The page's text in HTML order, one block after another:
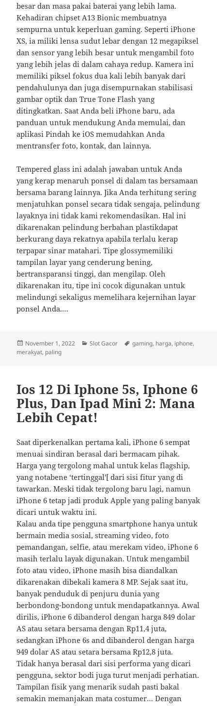
besar dan masa pakai baterai yang lebih lama.
Kehadiran chipset A13 Bionic membuatnya
sempurna untuk keperluan gaming. Seperti iPhone
XS, ia miliki lensa sudut lebar dengan 12 megapiksel
dan sensor yang lebih besar untuk mengambil foto
yang lebih jelas di dalam cahaya redup. Kamera ini
memiliki piksel fokus dua kali lebih banyak dari
pendahulunya dan juga disempurnakan stabilisasi
gambar optik dan True Tone Flash yang
ditingkatkan. Saat Anda beli iPhone baru, ada
panduan untuk mendukung Anda memulai, dan
aplikasi Pindah ke iOS memudahkan Anda
mentransfer foto, kontak, dan lainnya.
Tempered glass ini adalah jawaban untuk Anda
yang kerap menaruh ponsel di dalam tas bersamaan
bersama barang lainnya. Jika Anda terhitung sering
menjatuhkan ponsel secara tidak sengaja, pelindung
layaknya ini tidak kami rekomendasikan. Hal ini
dikarenakan pelindung berbahan plastikdapat
berkurang daya rekatnya apabila terlalu kerap
terpapar sinar matahari. Tipe glossymemiliki
tampilan layar yang cenderung bening,
bertransparansi tinggi, dan mengilap. Oleh
dikarenakan itu, tipe ini cocok digunakan untuk
melindungi sekaligus memelihara kejernihan layar
ponsel Anda.…
Posted
on
November 1, 2022 Categories
Slot Gacor Tags
gaming, harga, iphone,
merakyat, paling
Ios 12 Di Iphone 5s, Iphone 6
Plus, Dan Ipad Mini 2: Mana
Lebih Cepat!
Saat diperkenalkan pertama kali, iPhone 6 sempat
menuai sindiran berasal dari bermacam pihak.
Harga yang tergolong mahal untuk kelas flagship,
yang notabene ‘tertinggal'[ dari sisi fitur yang di
tawarkan. Meski tidak tergolong baru lagi, namun
iPhone 6 tetap jadi produk Apple yang paling banyak
dicari untuk waktu ini.
Kalau anda tipe pengguna smartphone hanya untuk
bermain media sosial, streaming video, foto
pemandangan, selfie, atau merekam video, iPhone 6
masih terlalu layak digunakan. Untuk mengambil
foto atau video, iPhone masih bisa diandalkan
dikarenakan dibekali kamera 8 MP. Sejak saat itu,
banyak penduduk di penjuru dunia yang
berbondong-bondong untuk mendapatkannya. Awal
dirilis, iPhone 6 dibanderol dengan harga 849 dolar
AS atau setara bersama dengan Rp11,4 juta,
sedangkan iPhone 6s and dibanderol dengan harga
949 dolar AS atau setara bersama Rp12,8 juta.
Tidak hanya berasal dari sisi performa yang dicari
pengguna, sektor bodi juga turut menjadi perhatian.
Tampilan fisik yang menarik sudah pasti bakal
semakin memanjakan mata costumer… Dengan